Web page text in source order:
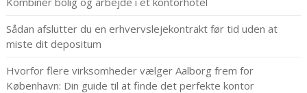
Sådan afslutter du en erhvervslejekontrakt før tid uden at
miste dit depositum
Hvorfor flere virksomheder vælger Aalborg frem for
København: Din guide til at finde det perfekte kontor